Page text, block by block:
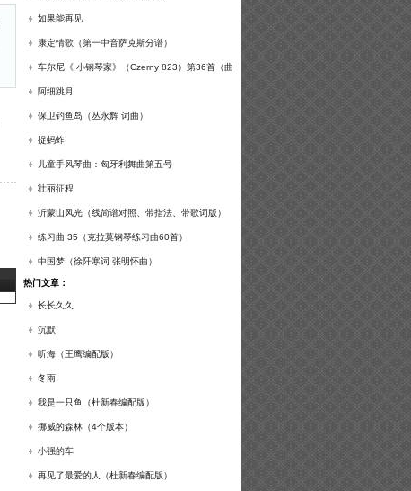
如果能再见
康定情歌（第一中音萨克斯分谱）
车尔尼《 小钢琴家》（Czerny 823）第36首（曲
谱及练习提示）
阿细跳月
保卫钓鱼岛（丛永辉 词曲）
捉蚂蚱
儿童手风琴曲：匈牙利舞曲第五号
壮丽征程
沂蒙山风光（线简谱对照、带指法、带歌词版）
练习曲 35（克拉莫钢琴练习曲60首）
中国梦（徐阡寒词 张明怀曲）
热门文章：
长长久久
沉默
听海（王鹰编配版）
冬雨
我是一只鱼（杜新春编配版）
挪威的森林（4个版本）
小强的车
再见了最爱的人（杜新春编配版）